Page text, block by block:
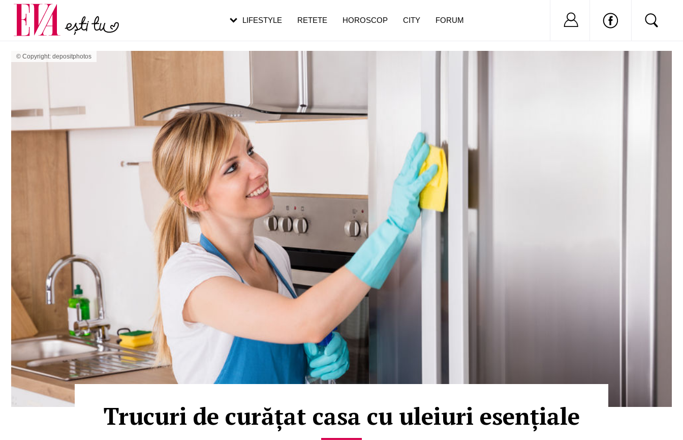
© Copyright: depositphotos
Trucuri de curățat casa cu uleiuri esențiale
LIFESTYLE RETETE HOROSCOP CITY FORUM Nu ai cont?
Carieră
Actualitate
pe măsură ce înaintezi în vârstă